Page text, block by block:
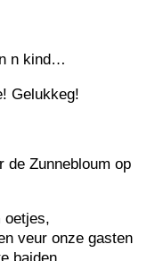
n kind…
Gelukkeg!
de Zunnebloum op
oetjes,
veur onze gasten